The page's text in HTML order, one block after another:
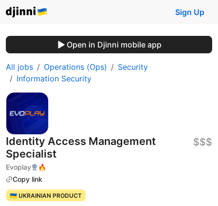
Sign Up
Open in Djinni mobile app
All jobs Operations (Ops)
Security
Information Security
Identity Access Management
Specialist
Evoplay
🔥
Copy link
$$$
🇺🇦 UKRAINIAN PRODUCT